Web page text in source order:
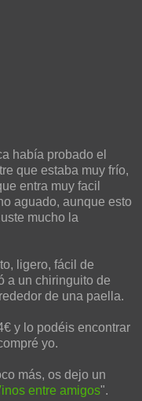
había probado el
que estaba muy frío,
entra muy facil
aguado, aunque esto
mucho la
ligero, fácil de
a un chiringuito de
de una paella.
y lo podéis encontrar
yo.
más, os dejo un
entre amigos".